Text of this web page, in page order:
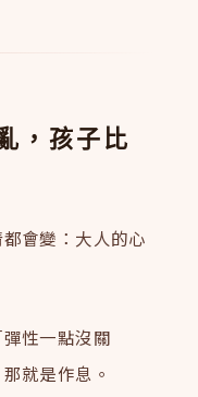
，孩子比
會變：大人的心
性一點沒關
就是作息。